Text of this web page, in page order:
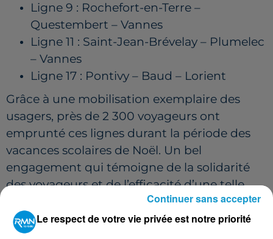
Ligne 9 : Rochefort-en-Terre –
Questembert – Vannes
Ligne 11 : Saint-Jean-Brévelay – Plumelec
– Vannes
Ligne 17 : Pontivy – Baud – Lorient
Grâce à une mobilisation exemplaire des
usagers, près de 2 300 voyageurs ont
emprunté ces lignes durant la période des
vacances scolaires de Noël. Un bel
engagement qui témoigne de la solidarité
des voyageurs et de l’efficacité d’une telle
UNE CONTRIBUTION PRÉCIEUSE POUR
Le respect de votre vie privée est notre priorité
Continuer sans accepter